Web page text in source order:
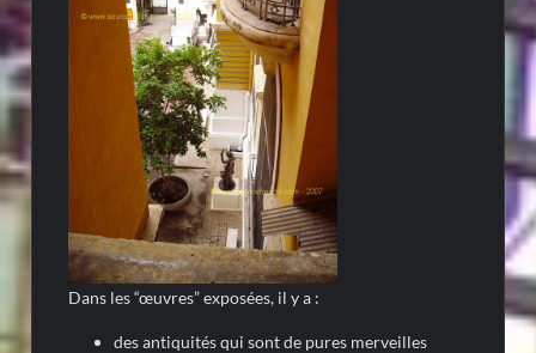
Dans les “œuvres” exposées, il y a :
des antiquités qui sont de pures merveilles